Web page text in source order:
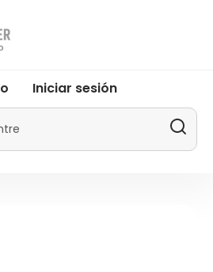
Iniciar sesión